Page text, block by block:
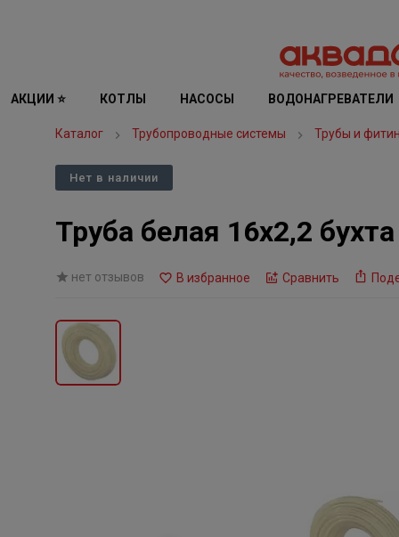
АКЦИИ ⭐ КОТЛЫ НАСОСЫ ВОДОНАГРЕВАТЕЛИ
Каталог Трубопроводные системы Трубы и
Нет в наличии
Труба белая 16х2,2
нет отзывов В избранное Сравнить